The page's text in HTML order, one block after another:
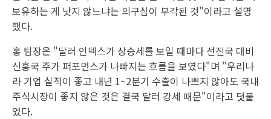
보유하는 게 낫지 않느냐는 의구심이 부각된 것"이라고 설명
했다.
홍 팀장은 "달러 인덱스가 상승세를 보일 때마다 선진국 대비
신흥국 주가 퍼포먼스가 나빠지는 흐름을 보였다"며 "우리나
라 기업 실적이 좋고 내년 1~2분기 수출이 나쁘지 않아도 국내
주식시장이 좋지 않은 것은 결국 달러 강세 때문"이라고 덧붙
였다.